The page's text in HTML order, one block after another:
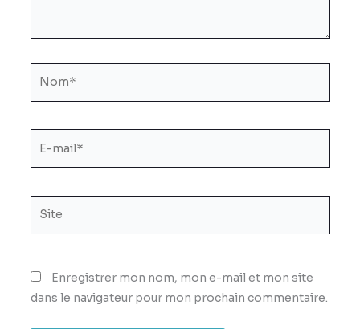
Enregistrer mon nom, mon e-mail et mon site
dans le navigateur pour mon prochain commentaire.